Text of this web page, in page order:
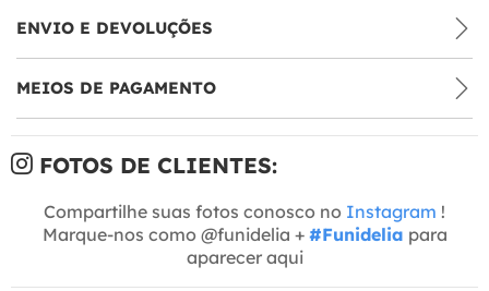
ENVIO E DEVOLUÇÕES
MEIOS DE PAGAMENTO
FOTOS DE CLIENTES:
Compartilhe suas fotos conosco no Instagram !
Marque-nos como @funidelia + #Funidelia para
aparecer aqui